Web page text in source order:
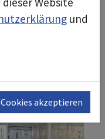
und
akzeptieren